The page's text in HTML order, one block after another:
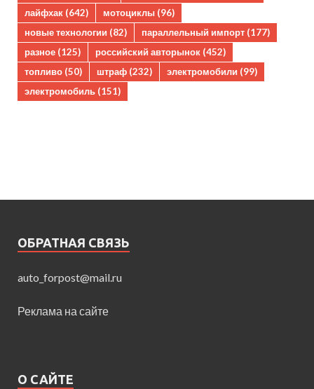
лайфхак (642) мотоциклы (96)
новые технологии (82) параллельный импорт (177)
разное (125) российский авторынок (452)
топливо (50) штраф (232) электромобили (99)
электромобиль (151)
ОБРАТНАЯ СВЯЗЬ
auto_forpost@mail.ru
Реклама на сайте
О САЙТЕ